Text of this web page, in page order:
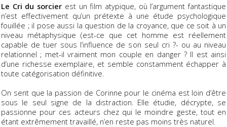
Le Cri du sorcier est un film atypique, où l’argument fantastique
n’est effectivement qu’un prétexte à une étude psychologique
fouillée ; il pose aussi la question de la croyance, que ce soit à un
niveau métaphysique (est-ce que cet homme est réellement
capable de tuer sous l’influence de son seul cri ?- ou au niveau
relationnel ; met-il vraiment mon couple en danger ? Il est ainsi
d’une richesse exemplaire, et semble constamment échapper à
toute catégorisation définitive.
On sent que la passion de Corinne pour le cinéma est loin d’être
sous le seul signe de la distraction. Elle étudie, décrypte, se
passionne pour ces acteurs chez qui le moindre geste, tout en
étant extrêmement travaillé, n’en reste pas moins très naturel.